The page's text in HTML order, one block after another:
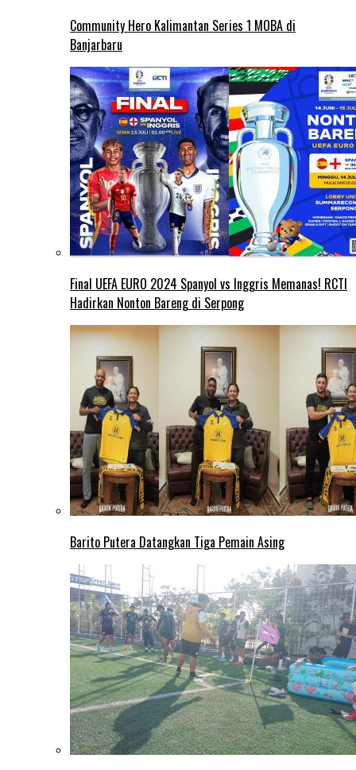
Community Hero Kalimantan Series 1 MOBA di
Banjarbaru
Final UEFA EURO 2024 Spanyol vs Inggris Memanas! RCTI
Hadirkan Nonton Bareng di Serpong
Barito Putera Datangkan Tiga Pemain Asing